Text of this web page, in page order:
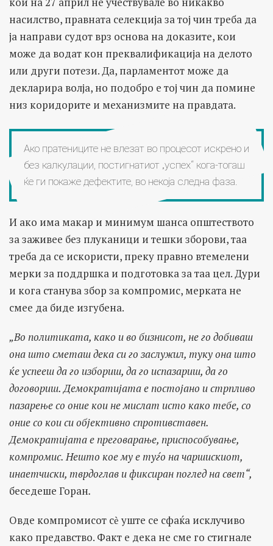
насилство, правната селекција за тој чин треба да
ја направи судот врз основа на доказите, кои
може да водат кон преквалификација на делото
или други потези. Да, парламентот може да
декларира волја, но подобро е тој чин да помине
низ коридорите и механизмите на правдата.
Ако пратениците не влезат во процесот искрено и
без калкулации, постигнатиот „успех“ кога-тогаш
ќе ги покаже дефектите, во некоја следна фаза.
И ако има макар и минимум шанса општеството
за заживее без плуканици и тешки зборови, таа
треба да се искористи, преку правно втемелени
мерки за поддршка и подготовка за таа цел. Дури
и кога станува збор за компромис, мерката не
смее да биде изгубена.
„Во политиката, како и во бизнисот, не го добиваш
она што сметаш дека си го заслужил, туку она што
ќе успееш да го избориш, да го испазариш, да го
договориш. Демократијата е постојано и стрпливо
пазарење со оние кои не мислат исто како тебе, со
оние со кои си објективно спротивставен.
Демократијата е преговарање, приспособување,
компромис. Нешто кое му е туѓо на чаршискиот,
инаетчиски, тврдоглав и фиксиран поглед на свет“,
беседеше Горан.
Овде компромисот сѐ уште се сфаќа исклучиво
како предавство. Факт е дека не сме го стигнале